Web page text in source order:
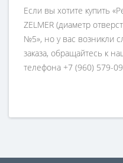
Если вы хотите купить
ZELMER (диаметр
№5», но у вас возникли
заказа, обращайтесь к
телефона +7 (960) 579-